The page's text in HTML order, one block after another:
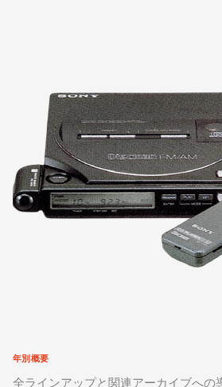
年別概要
全ラインアップと関連アーカイブへの